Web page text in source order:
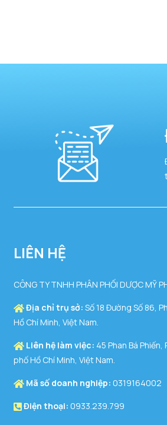
LIÊN HỆ
CÔNG TY TNHH PHÂN PHỐI DƯỢC MỸ
Địa chỉ trụ sở: Số 18 Đường Số 86,
Hồ Chí Minh, Việt Nam.
Liên hệ làm việc: 45 Phan Bá
phố Hồ Chí Minh, Việt Nam.
Mã số doanh nghiệp: 0319164002
Điện thoại: 0933.239.799